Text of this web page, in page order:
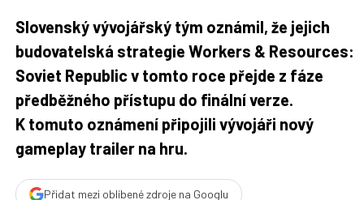
Slovenský vývojářský tým oznámil, že jejich
budovatelská strategie Workers & Resources:
Soviet Republic v tomto roce přejde z fáze
předběžného přístupu do finální verze.
K tomuto oznámení připojili vývojáři nový
gameplay trailer na hru.
Přidat mezi oblíbené zdroje na Googlu